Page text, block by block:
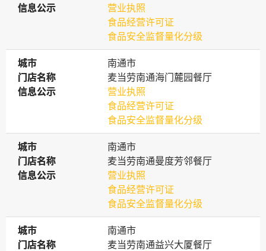
信息公示
信息公示
营业执照
食品经营许可证
食品安全监督量化分级
城市
城市
南通市
门店名称
门店名称
麦当劳南通海门麓园餐厅
信息公示
信息公示
营业执照
食品经营许可证
食品安全监督量化分级
城市
城市
南通市
门店名称
门店名称
麦当劳南通曼度芳邻餐厅
信息公示
信息公示
营业执照
食品经营许可证
食品安全监督量化分级
城市
城市
南通市
门店名称
门店名称
麦当劳南通益兴大厦餐厅